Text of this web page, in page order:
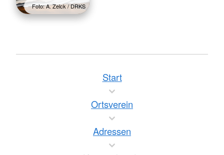
Foto: A. Zelck / DRKS
Start
Ortsverein
Adressen